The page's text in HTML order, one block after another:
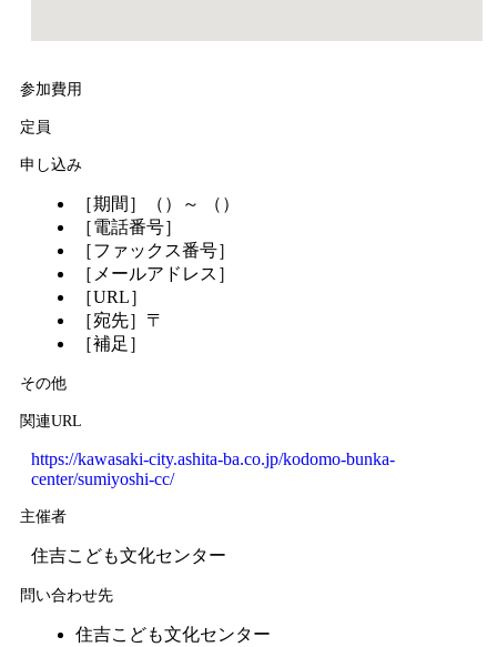
参加費用
定員
申し込み
［期間］（）～ （）
［電話番号］
［ファックス番号］
［メールアドレス］
［URL］
［宛先］〒
［補足］
その他
関連URL
https://kawasaki-city.ashita-ba.co.jp/kodomo-bunka-
center/sumiyoshi-cc/
主催者
住吉こども文化センター
問い合わせ先
住吉こども文化センター